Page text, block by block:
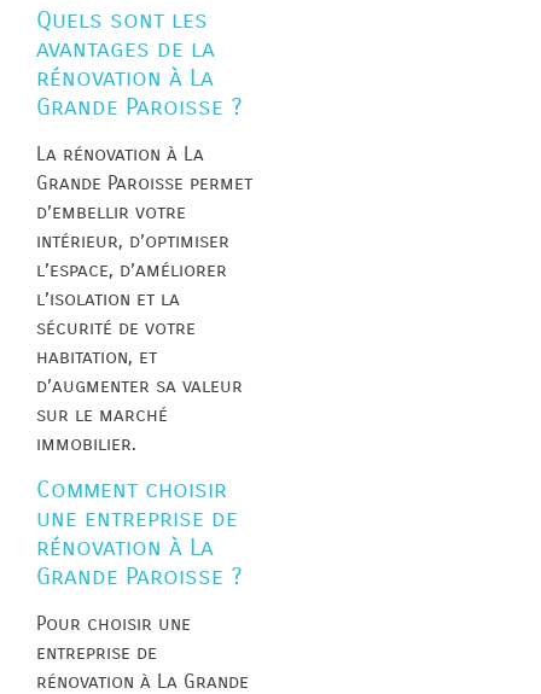
Quels sont les
avantages de la
rénovation à La
Grande Paroisse ?
La rénovation à La
Grande Paroisse permet
d’embellir votre
intérieur, d’optimiser
l’espace, d’améliorer
l’isolation et la
sécurité de votre
habitation, et
d’augmenter sa valeur
sur le marché
immobilier.
Comment choisir
une entreprise de
rénovation à La
Grande Paroisse ?
Pour choisir une
entreprise de
rénovation à La Grande